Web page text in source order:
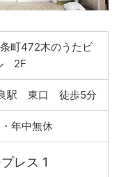
町472木のうたビ
2F
駅 東口 徒歩5分
年中無休
レス 1